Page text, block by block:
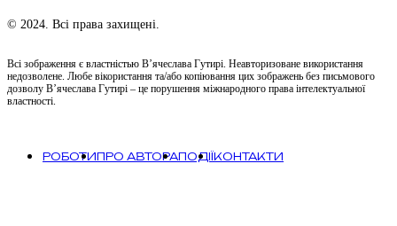
© 2024. Всі права захищені.
Всі зображення є властністью В’ячеслава Гутирі. Неавторизоване використання
недозволене. Любе вікористання та/або копіювання цих зображень без письмового
дозволу В’ячеслава Гутирі – це порушення міжнародного права інтелектуальної
властності.
РОБОТИПРО АВТОРАПОДІЇКОНТАКТИ